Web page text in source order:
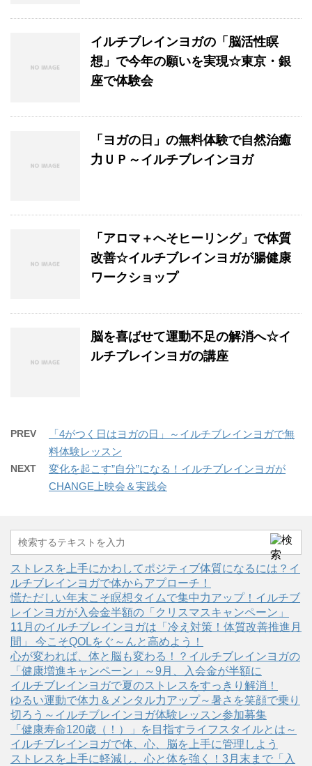
イルチブレインヨガの「脳活性瞑
想」で今年の願いを実現☆東京・銀
座で体験会
「ヨガの日」の無料体験で自然治癒
力ＵＰ～イルチブレインヨガ
「アロマ＋へそヒーリング」で体質
改善☆イルチブレインヨガが腸健康
ワークショップ
脳を喜ばせて運動不足の解消へ☆イ
ルチブレインヨガの講座
PREV
「4がつく日はヨガの日」～イルチブレインヨガで無
料体験レッスン
NEXT
変化を起こす”自分”になる！イルチブレインヨガが
CHANGE上映会＆実践会
ストレスを上手にかわしてポジティブ体質になるには？イ
ルチブレインヨガで体からアプローチ！
慌ただしい年末こそ瞑想タイムで集中力アップ！イルチブ
レインヨガが入会金半額の「クリスマスキャンペーン」
11月のイルチブレインヨガは「冷え対策！体質改善推進月
間」 今こそQOLをぐ～んと高めよう！
心が変われば、体と脳も変わる！？イルチブレインヨガの
「健康増進キャンペーン」～9月、入会金が半額に
イルチブレインヨガで夏のストレスをすっきり解消！
ゆるい運動で体力＆メンタル力アップ～暑さを笑顔で乗り
切ろう～イルチブレインヨガ体験レッスン参加募集
「健康寿命120歳（！）」を目指すライフスタイルとは～
イルチブレインヨガで体、心、脳を上手に管理しよう
ストレスを上手に軽減し、心と体を強く！3月末まで「入